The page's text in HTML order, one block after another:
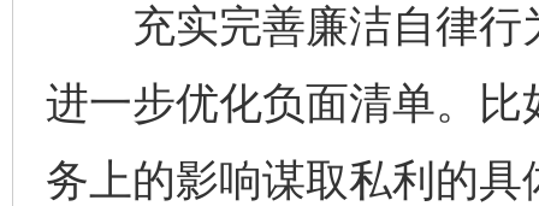
充实完善廉洁自律行
进一步优化负面清单。
务上的影响谋取私利的具